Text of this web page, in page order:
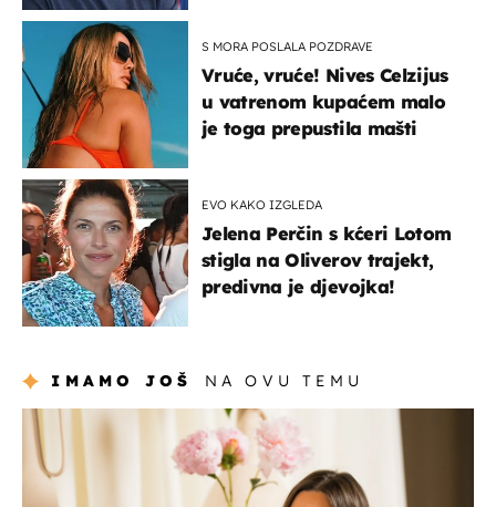
S MORA POSLALA POZDRAVE
Vruće, vruće! Nives Celzijus
u vatrenom kupaćem malo
je toga prepustila mašti
EVO KAKO IZGLEDA
Jelena Perčin s kćeri Lotom
stigla na Oliverov trajekt,
predivna je djevojka!
IMAMO JOŠ NA OVU TEMU
moda & ljepota